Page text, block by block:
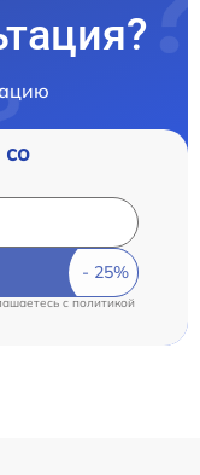
со
cполитикой